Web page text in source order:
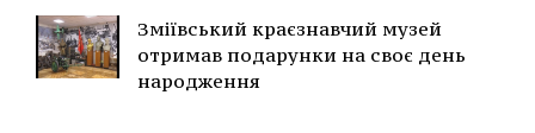
Зміївський краєзнавчий музей
отримав подарунки на своє день
народження